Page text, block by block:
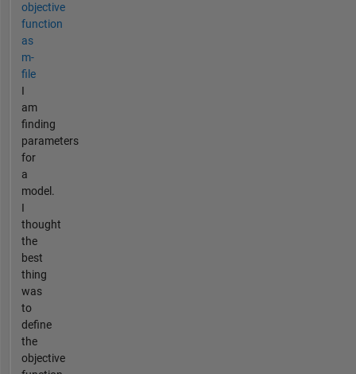
objective
function
as
m-
file
I
am
finding
parameters
for
a
model.
I
thought
the
best
thing
was
to
define
the
objective